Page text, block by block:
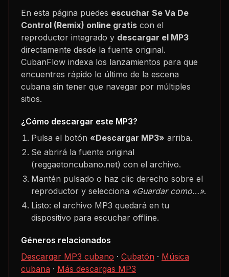
En esta página puedes escuchar Se Va De
Control (Remix) online gratis con el
reproductor integrado y descargar el MP3
directamente desde la fuente original.
CubanFlow indexa los lanzamientos para que
encuentres rápido lo último de la escena
cubana sin tener que navegar por múltiples
sitios.
¿Cómo descargar este MP3?
Pulsa el botón «Descargar MP3» arriba.
Se abrirá la fuente original
(reggaetoncubano.net) con el archivo.
Mantén pulsado o haz clic derecho sobre el
reproductor y selecciona «Guardar como…».
Listo: el archivo MP3 quedará en tu
dispositivo para escuchar offline.
Géneros relacionados
Descargar MP3 cubano · Cubatón · Música
cubana · Más descargas MP3